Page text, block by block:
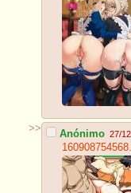
>> Anónimo 27/